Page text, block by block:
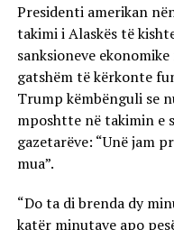
Presidenti amerikan
takimi i Alaskës të
sanksioneve
gatshëm të kërkonte
Trump këmbënguli se
mposhtte në takimin e
gazetarëve: “Unë jam
mua”.
“Do ta di brenda dy
katër minutave apo